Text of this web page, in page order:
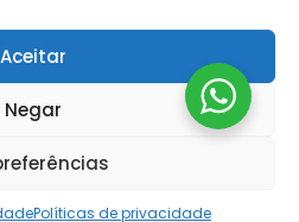
Aceitar
Negar
Políticas de privacidade